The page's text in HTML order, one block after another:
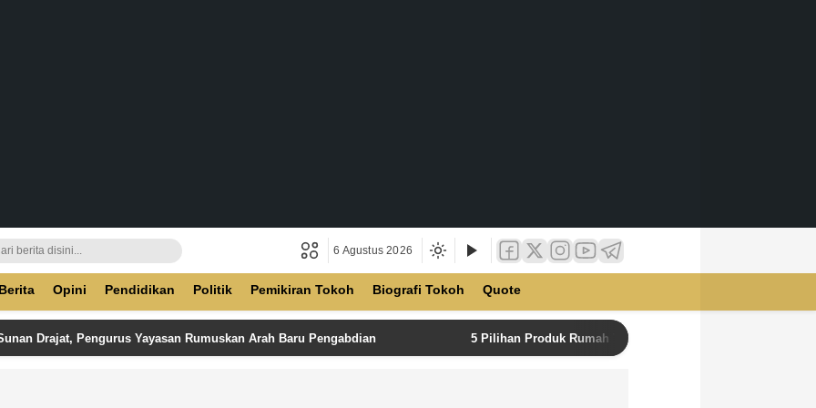
6 Agustus 2026
Berita Opini Pendidikan Politik Pemikiran Tokoh Biografi Tokoh Quote
Drajat, Pengurus Yayasan Rumuskan Arah Baru Pengabdian 5 Pilihan Produk Rumah Tangga Terbaik di Unilever Store